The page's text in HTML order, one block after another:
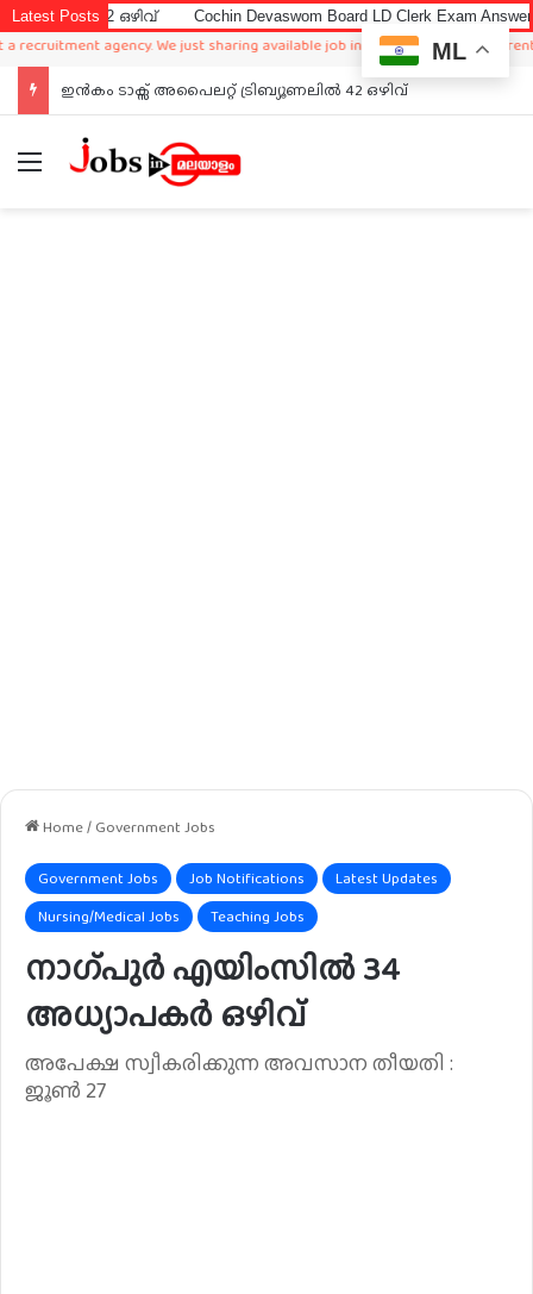
Latest Posts
42 ഒഴിവ് Cochin Devaswom Board LD Clerk Exam Answer Key
agency. We just sharing available job in worldwide from different
Cochin Devaswom Board LD Clerk Exam Answer Key 2026
Menu
Home/ Government Jobs
Government Jobs Job Notifications
Latest Updates
Nursing/Medical Jobs
Teaching Jobs
നാഗ്പുർ എയിംസിൽ 34
അധ്യാപകർ ഒഴിവ്
അപേക്ഷ സ്വീകരിക്കുന്ന അവസാന തീയതി :
ജൂൺ 27
ML